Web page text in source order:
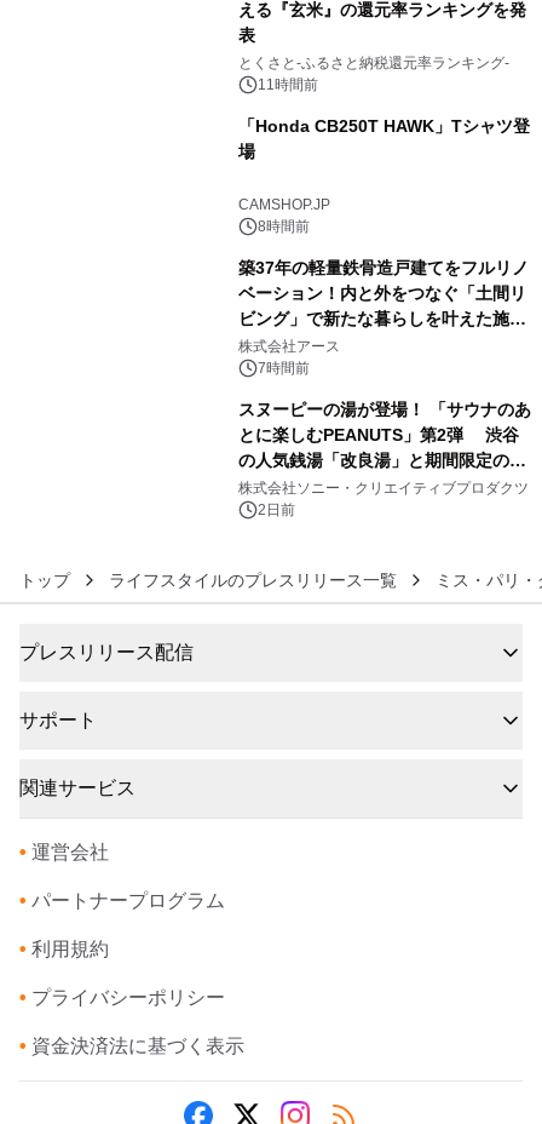
える『玄米』の還元率ランキングを発
表
とくさと-ふるさと納税還元率ランキング-
11時間前
「Honda CB250T HAWK」Tシャツ登
場
CAMSHOP.JP
8時間前
築37年の軽量鉄骨造戸建てをフルリノ
ベーション！内と外をつなぐ「土間リ
ビング」で新たな暮らしを叶えた施工
事例を株式会社アースが公開
株式会社アース
7時間前
スヌーピーの湯が登場！ 「サウナのあ
とに楽しむPEANUTS」第2弾 渋谷
の人気銭湯「改良湯」と期間限定のコ
ラボレーション サウナイキタイコラ
ボグッズも発売決定！
株式会社ソニー・クリエイティブプロダクツ
2日前
トップ ライフスタイルのプレスリリース一覧 ミス・パリ
プレスリリース配信
サポート
関連サービス
• 運営会社
• パートナープログラム
• 利用規約
• プライバシーポリシー
• 資金決済法に基づく表示